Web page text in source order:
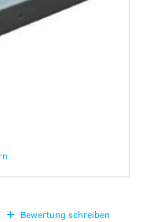
Bewertung schreiben